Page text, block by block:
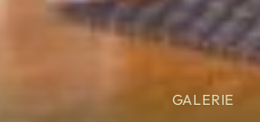
GALERIE